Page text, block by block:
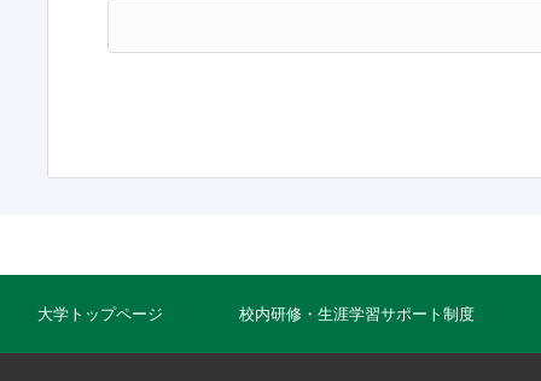
大学トップページ 校内研修・生涯学習サポート制度